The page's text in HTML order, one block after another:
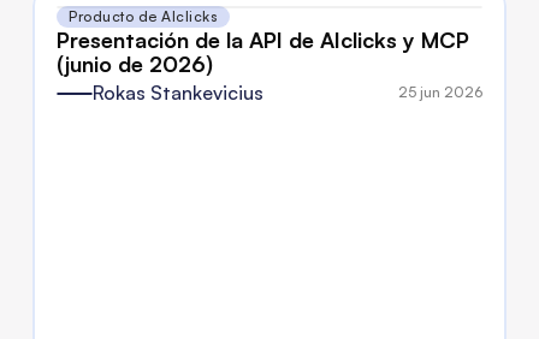
Producto de AIclicks
Presentación de la API de AIclicks y MCP
(junio de 2026)
Rokas Stankevicius 25 jun 2026